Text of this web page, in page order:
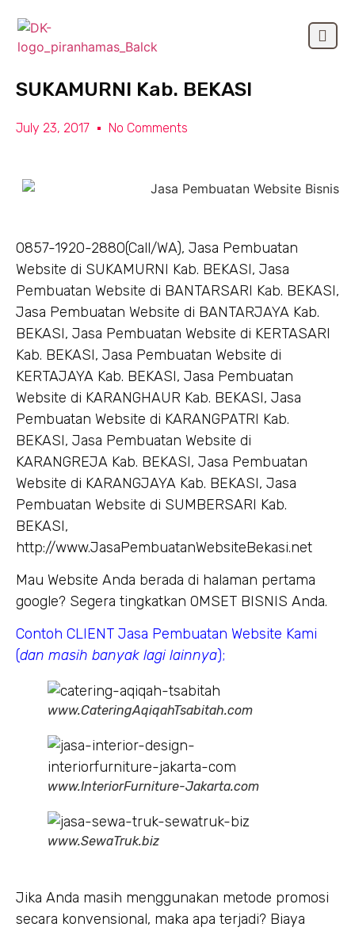
Jasa Pembuatan Website di
SUKAMURNI Kab. BEKASI
July 23, 2017 No Comments
0857-1920-2880(Call/WA), Jasa Pembuatan
Website di SUKAMURNI Kab. BEKASI, Jasa
Pembuatan Website di BANTARSARI Kab. BEKASI,
Jasa Pembuatan Website di BANTARJAYA Kab.
BEKASI, Jasa Pembuatan Website di KERTASARI
Kab. BEKASI, Jasa Pembuatan Website di
KERTAJAYA Kab. BEKASI, Jasa Pembuatan
Website di KARANGHAUR Kab. BEKASI, Jasa
Pembuatan Website di KARANGPATRI Kab.
BEKASI, Jasa Pembuatan Website di
KARANGREJA Kab. BEKASI, Jasa Pembuatan
Website di KARANGJAYA Kab. BEKASI, Jasa
Pembuatan Website di SUMBERSARI Kab.
BEKASI,
http://www.JasaPembuatanWebsiteBekasi.net
Mau Website Anda berada di halaman pertama
google? Segera tingkatkan OMSET BISNIS Anda.
Contoh CLIENT Jasa Pembuatan Website Kami
(dan masih banyak lagi lainnya);
www.CateringAqiqahTsabitah.com
www.InteriorFurniture-Jakarta.com
www.SewaTruk.biz
Jika Anda masih menggunakan metode promosi
secara konvensional, maka apa terjadi? Biaya